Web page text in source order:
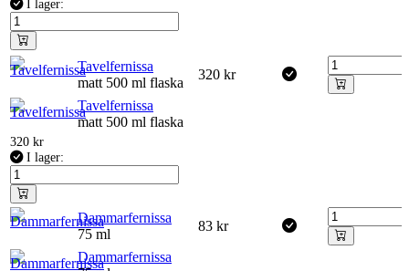
I lager:
Tavelfernissa
matt 500 ml flaska
320 kr
Tavelfernissa
matt 500 ml flaska
320 kr
I lager:
Dammarfernissa
75 ml
83 kr
Dammarfernissa